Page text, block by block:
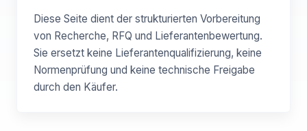
Diese Seite dient der strukturierten Vorbereitung
von Recherche, RFQ und Lieferantenbewertung.
Sie ersetzt keine Lieferantenqualifizierung, keine
Normenprüfung und keine technische Freigabe
durch den Käufer.